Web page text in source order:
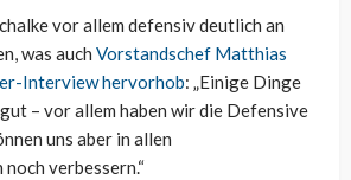
vor allem defensiv deutlich an
was auch Vorstandschef Matthias
Interview hervorhob: „Einige Dinge
– vor allem haben wir die Defensive
uns aber in allen
verbessern.“